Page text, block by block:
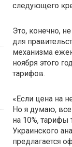
следующего
Это, конечно,
для
механизма
ноября этого
тарифов.
«Если цена на
Но я думаю, все
на 10%, тарифы
Украинского
предлагается